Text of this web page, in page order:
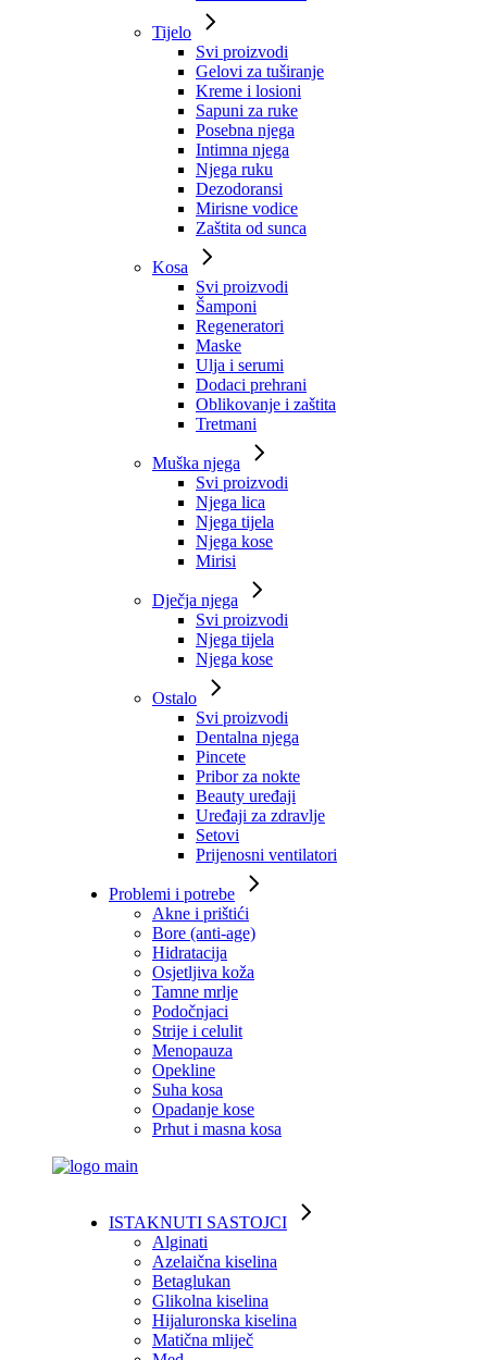
Tijelo
Svi proizvodi
Gelovi za tuširanje
Kreme i losioni
Sapuni za ruke
Posebna njega
Intimna njega
Njega ruku
Dezodoransi
Mirisne vodice
Zaštita od sunca
Kosa
Svi proizvodi
Šamponi
Regeneratori
Maske
Ulja i serumi
Dodaci prehrani
Oblikovanje i zaštita
Tretmani
Muška njega
Svi proizvodi
Njega lica
Njega tijela
Njega kose
Mirisi
Dječja njega
Svi proizvodi
Njega tijela
Njega kose
Ostalo
Svi proizvodi
Dentalna njega
Pincete
Pribor za nokte
Beauty uređaji
Uređaji za zdravlje
Setovi
Prijenosni ventilatori
Problemi i potrebe
Akne i prištići
Bore (anti-age)
Hidratacija
Osjetljiva koža
Tamne mrlje
Podočnjaci
Strije i celulit
Menopauza
Opekline
Suha kosa
Opadanje kose
Prhut i masna kosa
ISTAKNUTI SASTOJCI
Alginati
Azelaična kiselina
Betaglukan
Glikolna kiselina
Hijaluronska kiselina
Matična mliječ